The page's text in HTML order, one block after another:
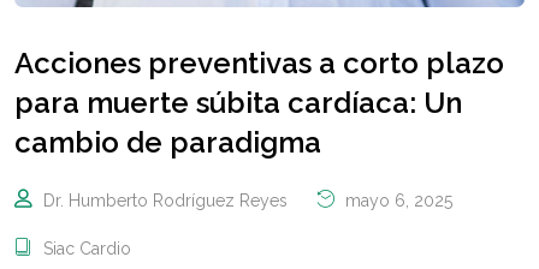
Acciones preventivas a corto plazo
para muerte súbita cardíaca: Un
cambio de paradigma
Dr. Humberto Rodríguez Reyes mayo 6, 2025
Siac Cardio